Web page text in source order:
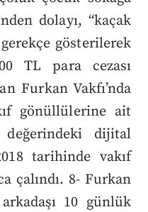
dolayı, “kaçak
gösterilerek
TL para cezası
Furkan Vakfı’nda
gönüllülerine ait
dijital
tarihinde vakıf
çalındı. 8- Furkan
10 günlük